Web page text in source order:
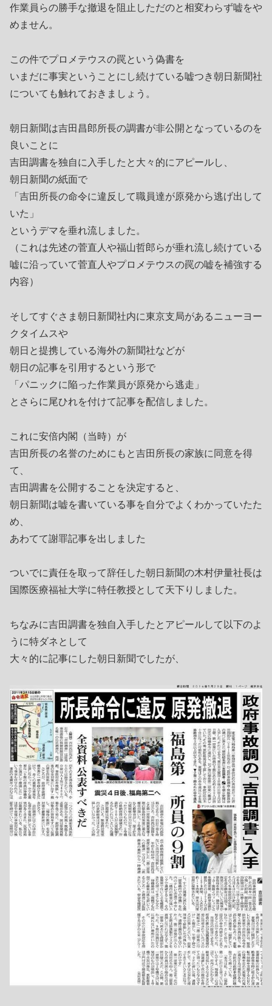
作業員らの勝手な撤退を阻止しただのと相変わらず嘘をや
めません。
この件でプロメテウスの罠という偽書を
いまだに事実ということにし続けている嘘つき朝日新聞社
についても触れておきましょう。
朝日新聞は吉田昌郎所長の調書が非公開となっているのを
良いことに
吉田調書を独自に入手したと大々的にアピールし、
朝日新聞の紙面で
「吉田所長の命令に違反して職員達が原発から逃げ出して
いた」
というデマを垂れ流しました。
（これは先述の菅直人や福山哲郎らが垂れ流し続けている
嘘に沿っていて菅直人やプロメテウスの罠の嘘を補強する
内容）
そしてすぐさま朝日新聞社内に東京支局があるニューヨー
クタイムスや
朝日と提携している海外の新聞社などが
朝日の記事を引用するという形で
「パニックに陥った作業員が原発から逃走」
とさらに尾ひれを付けて記事を配信しました。
これに安倍内閣（当時）が
吉田所長の名誉のためにもと吉田所長の家族に同意を得
て、
吉田調書を公開することを決定すると、
朝日新聞は嘘を書いている事を自分でよくわかっていたた
め、
あわてて謝罪記事を出しました
ついでに責任を取って辞任した朝日新聞の木村伊量社長は
国際医療福祉大学に特任教授として天下りしました。
ちなみに吉田調書を独自入手したとアピールして以下のよ
うに特ダネとして
大々的に記事にした朝日新聞でしたが、